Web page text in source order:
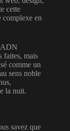
cette
en
faites, mais
comme un
sens noble
la nuit.
savez que